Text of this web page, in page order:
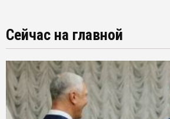
Сейчас на главной